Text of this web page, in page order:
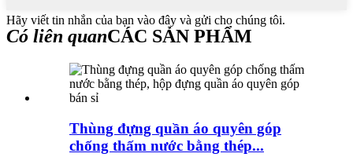
Hãy viết tin nhắn của bạn vào đây và gửi cho chúng tôi.
Có liên quanCÁC SẢN PHẨM
Thùng đựng quần áo quyên góp
chống thấm nước bằng thép...